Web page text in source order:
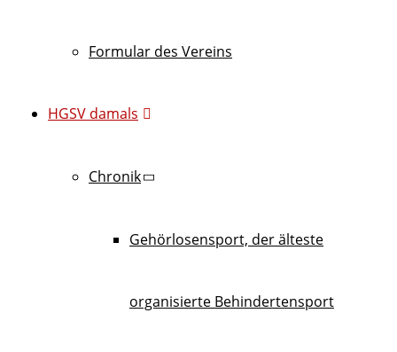
Formular des Vereins
HGSV damals
Chronik
Gehörlosensport, der älteste
organisierte Behindertensport